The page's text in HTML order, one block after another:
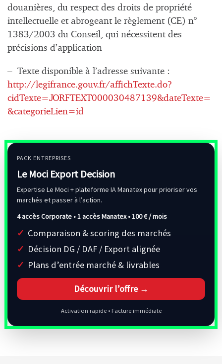
douanières, du respect des droits de propriété
intellectuelle et abrogeant le règlement (CE) n°
1383/2003 du Conseil, qui nécessitent des
précisions d’application
– Texte disponible à l’adresse suivante :
http://legifrance.gouv.fr/affichTexte.do?
cidTexte=JORFTEXT000030487139&dateTexte=
&categorieLien=id
PACK ENTREPRISES
Le Moci Export Decision
Expertise Le Moci + plateforme IA Manatex pour prioriser vos
marchés et passer à l’action.
4 accès Corporate • 1 accès Manatex •100 € / mois
Comparaison & scoring des marchés
Décision DG / DAF / Export alignée
Plans d’entrée marché & livrables
Découvrir l’offre →
Activation rapide • Facture immédiate